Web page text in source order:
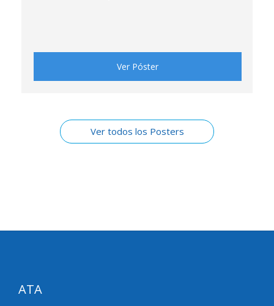
Ver Póster
Ver todos los Posters
ATA